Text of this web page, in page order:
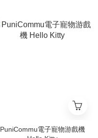
PuniCommu電子寵物游戲機